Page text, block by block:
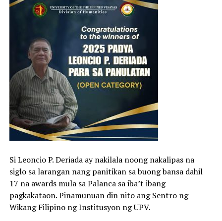
Si Leoncio P. Deriada ay nakilala noong nakalipas na
siglo sa larangan nang panitikan sa buong bansa dahil
17 na awards mula sa Palanca sa iba’t ibang
pagkakataon. Pinamunuan din nito ang Sentro ng
Wikang Filipino ng Institusyon ng UPV.